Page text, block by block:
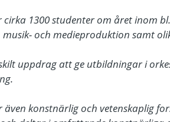
1300 studenter om året inom
och medieproduktion samt
uppdrag att ge utbildningar i
även konstnärlig och vetenskaplig